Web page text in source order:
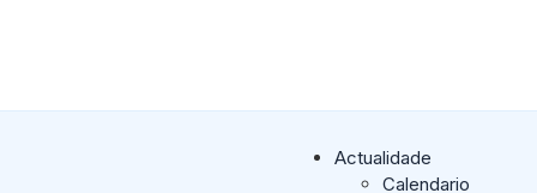
Actualidade
Calendario